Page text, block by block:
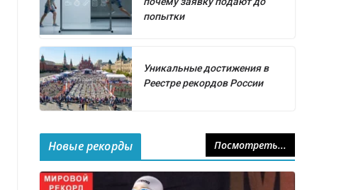
попытки
Уникальные достижения в
Реестре рекордов России
Новые рекорды Посмотреть...